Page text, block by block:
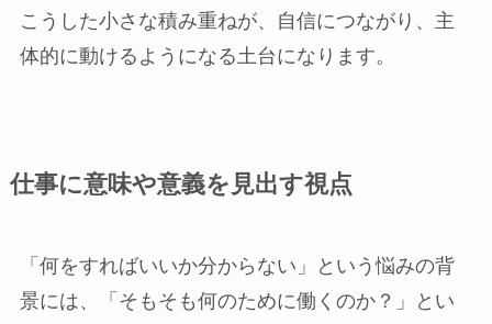
こうした小さな積み重ねが、自信につながり、主
体的に動けるようになる土台になります。
仕事に意味や意義を見出す視点
「何をすればいいか分からない」という悩みの背
景には、「そもそも何のために働くのか？」とい